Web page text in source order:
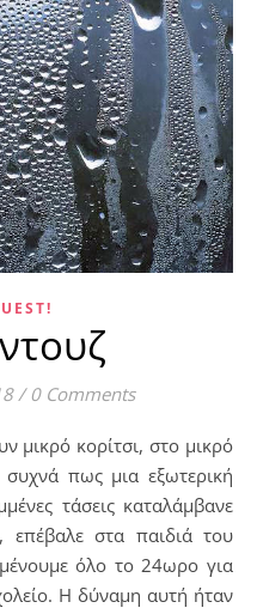
/ 0 Comments
πως μια εξωτερική
τάσεις καταλάμβανε
στα παιδιά του
όλο το 24ωρο για
Η δύναμη αυτή ήταν